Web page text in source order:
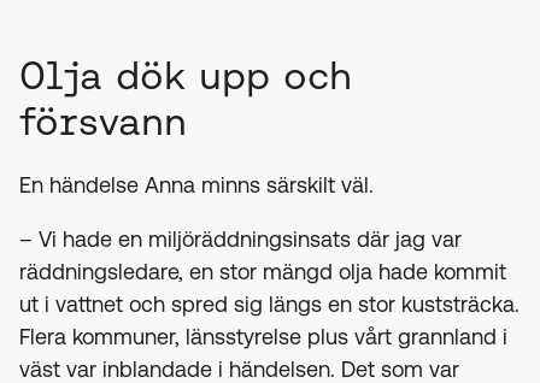
Olja dök upp och
försvann
En händelse Anna minns särskilt väl.
– Vi hade en miljöräddningsinsats där jag var
räddningsledare, en stor mängd olja hade kommit
ut i vattnet och spred sig längs en stor kuststräcka.
Flera kommuner, länsstyrelse plus vårt grannland i
väst var inblandade i händelsen. Det som var